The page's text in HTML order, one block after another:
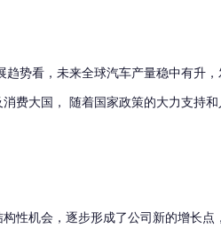
看，未来全球汽车产量稳中有升
费大国， 随着国家政策的大力支持
机会，逐步形成了公司新的增长点